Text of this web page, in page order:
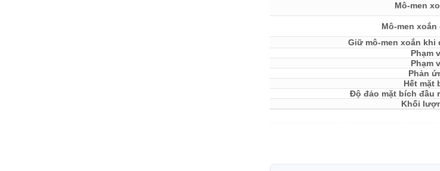
Mô-men
Mô-men
Giữ mô-men xoắn
Phạm
Phạm
Phản
Hết mặt
Độ đảo mặt bích đầu
Khối